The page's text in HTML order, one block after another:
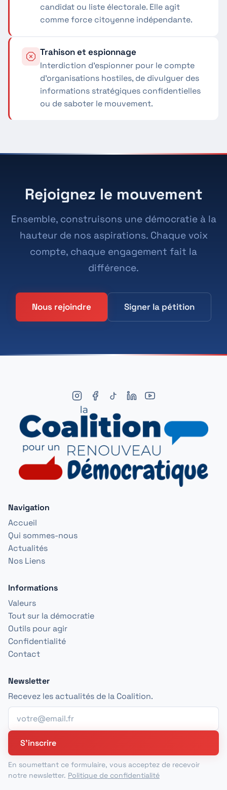
candidat ou liste électorale. Elle agit
comme force citoyenne indépendante.
Trahison et espionnage
Interdiction d'espionner pour le compte
d'organisations hostiles, de divulguer des
informations stratégiques confidentielles
ou de saboter le mouvement.
Rejoignez le mouvement
Ensemble, construisons une démocratie à la
hauteur de nos aspirations. Chaque voix
compte, chaque engagement fait la
différence.
Nous rejoindre Signer la pétition
Navigation
Accueil
Qui sommes-nous
Actualités
Nos Liens
Informations
Valeurs
Tout sur la démocratie
Outils pour agir
Confidentialité
Contact
Newsletter
Recevez les actualités de la Coalition.
S'inscrire
En soumettant ce formulaire, vous acceptez de recevoir
notre newsletter. Politique de confidentialité